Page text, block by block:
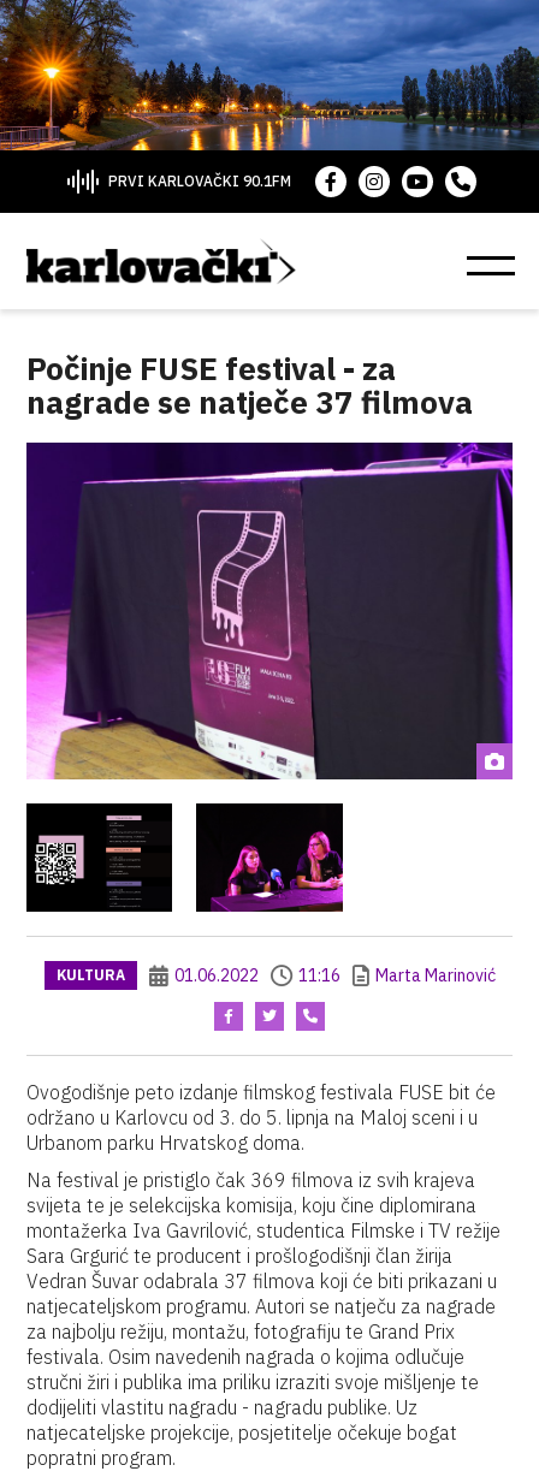
PRVI KARLOVAČKI 90.1FM
Počinje FUSE festival - za
nagrade se natječe 37 filmova
KULTURA 01.06.2022 11:16 Marta Marinović
Ovogodišnje peto izdanje filmskog festivala FUSE bit će
održano u Karlovcu od 3. do 5. lipnja na Maloj sceni i u
Urbanom parku Hrvatskog doma.
Na festival je pristiglo čak 369 filmova iz svih krajeva
svijeta te je selekcijska komisija, koju čine diplomirana
montažerka Iva Gavrilović, studentica Filmske i TV režije
Sara Grgurić te producent i prošlogodišnji član žirija
Vedran Šuvar odabrala 37 filmova koji će biti prikazani u
natjecateljskom programu. Autori se natječu za nagrade
za najbolju režiju, montažu, fotografiju te Grand Prix
festivala. Osim navedenih nagrada o kojima odlučuje
stručni žiri i publika ima priliku izraziti svoje mišljenje te
dodijeliti vlastitu nagradu - nagradu publike. Uz
natjecateljske projekcije, posjetitelje očekuje bogat
popratni program.